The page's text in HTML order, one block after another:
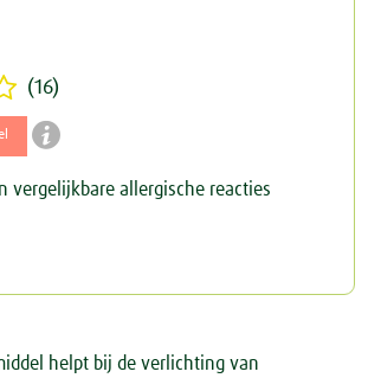
(16)

vergelijkbare allergische reacties
helpt bij de verlichting van